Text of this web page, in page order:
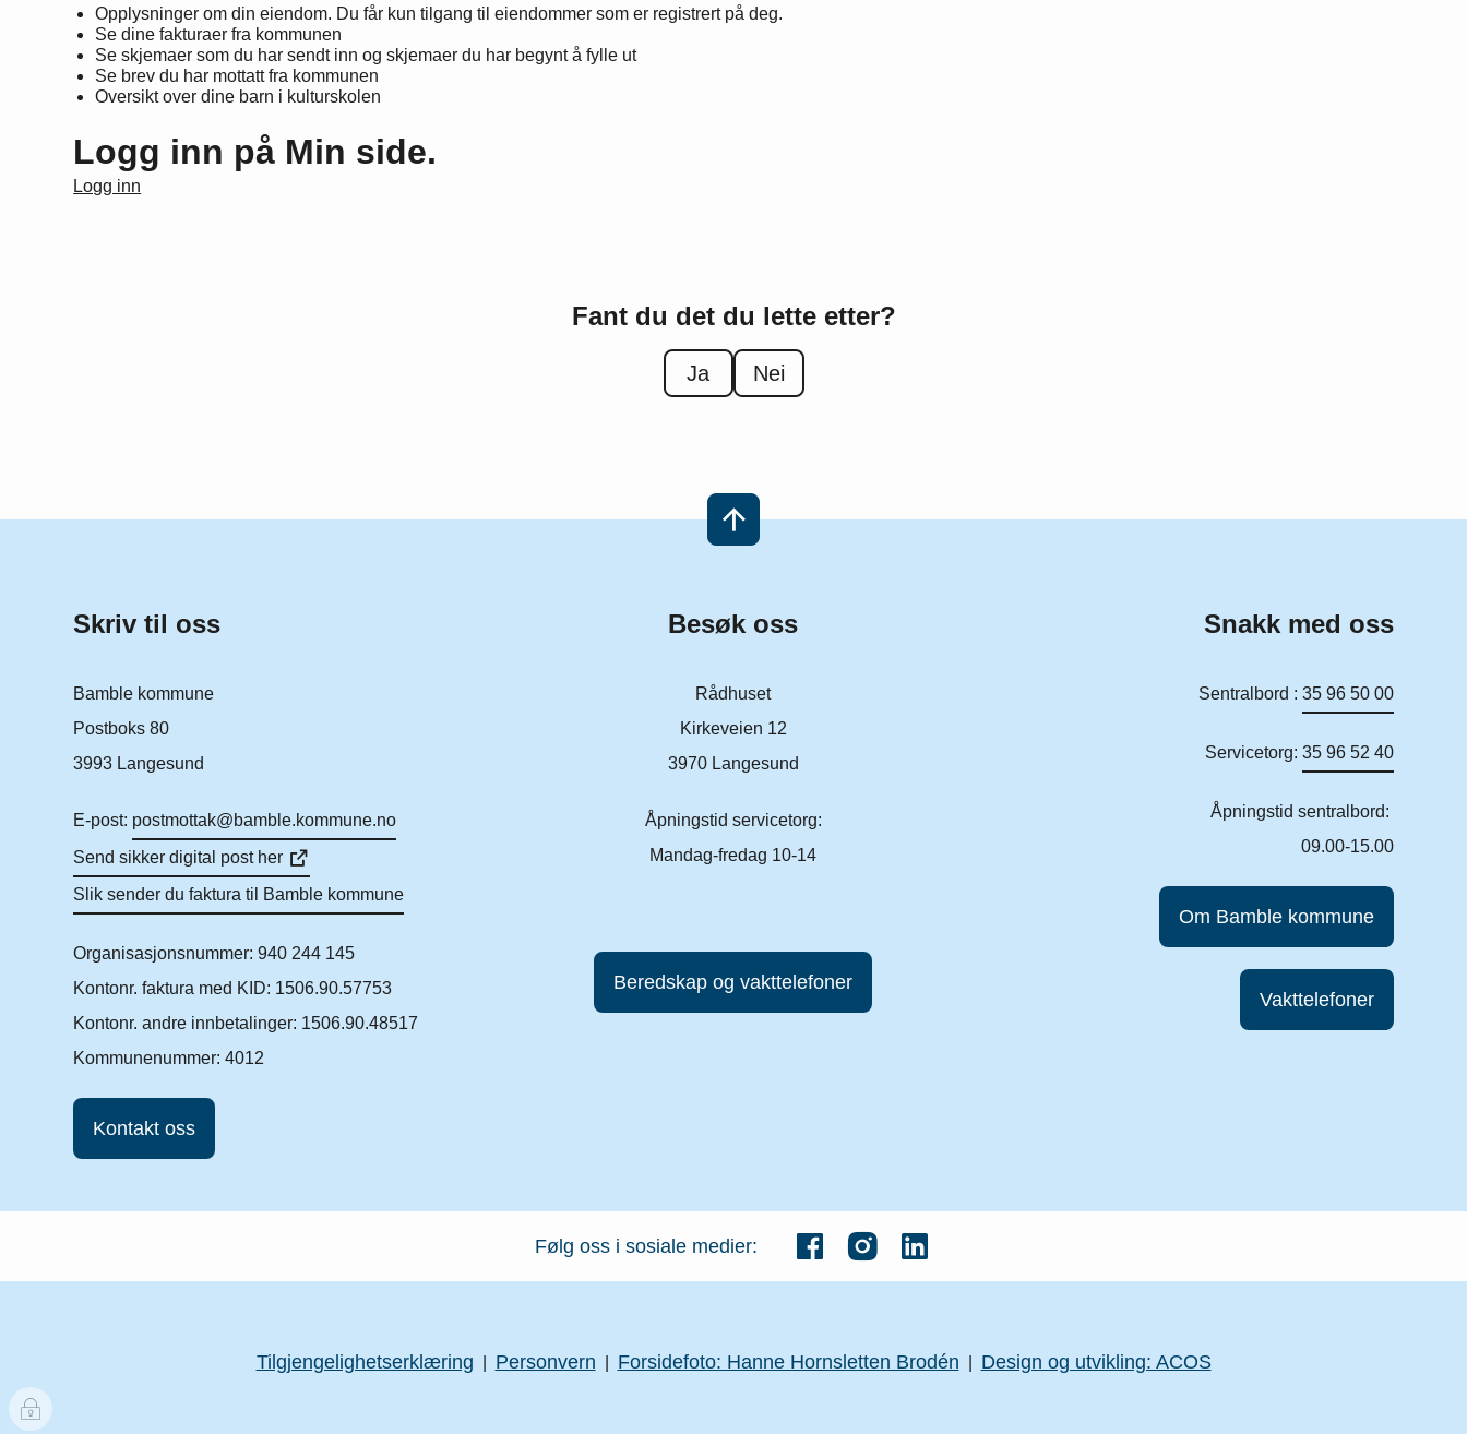
Opplysninger om din eiendom. Du får kun tilgang til eiendommer som er registrert på deg.
Se dine fakturaer fra kommunen
Se skjemaer som du har sendt inn og skjemaer du har begynt å fylle ut
Se brev du har mottatt fra kommunen
Oversikt over dine barn i kulturskolen
Logg inn på Min side.
Logg inn
Fant du det du lette etter?
Ja Nei
Skriv til oss
Bamble kommune
Postboks 80
3993 Langesund
E-post: postmottak@bamble.kommune.no
Send sikker digital post her
Slik sender du faktura til Bamble kommune
Organisasjonsnummer: 940 244 145
Kontonr. faktura med KID: 1506.90.57753
Kontonr. andre innbetalinger: 1506.90.48517
Kommunenummer: 4012
Kontakt oss
Besøk oss
Rådhuset
Kirkeveien 12
3970 Langesund
Åpningstid servicetorg:
Mandag-fredag 10-14
Beredskap og vakttelefoner
Snakk med oss
Sentralbord : 35 96 50 00
Servicetorg: 35 96 52 40
Åpningstid sentralbord:
09.00-15.00
Om Bamble kommune
Vakttelefoner
Følg oss i sosiale medier:
Tilgjengelighetserklæring Personvern Forsidefoto: Hanne Hornsletten Brodén Design og utvikling: ACOS
I